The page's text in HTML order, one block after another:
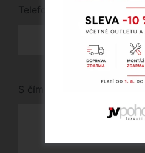
Telefon
S čím vám můžeme pomoci?